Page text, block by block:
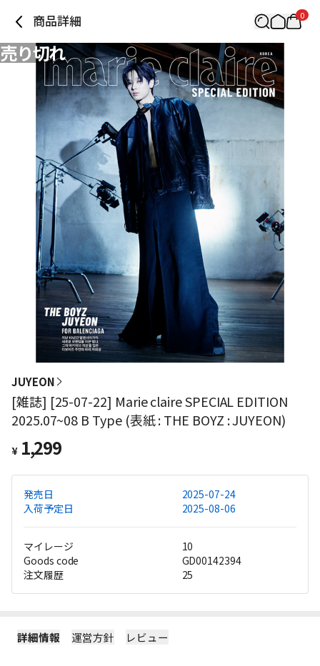
商品詳細 0
売り切れ
JUYEON
[雑誌] [25-07-22] Marie claire SPECIAL EDITION
2025.07~08 B Type (表紙 : THE BOYZ : JUYEON)
¥ 1,299
発売日
2025-07-24
入荷予定日
2025-08-06
マイレージ
10
Goods code
GD00142394
注文履歴
25
詳細情報 運営方針 レビュー